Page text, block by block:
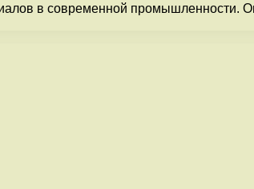
в современной промышленности.